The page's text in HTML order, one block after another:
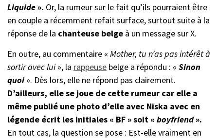
Liquide». Or, la rumeur sur le fait qu’ils pourraient être
en couple a récemment refait surface, surtout suite à la
réponse de la chanteuse belge à un message sur X.
En outre, au commentaire « Mother, tu n’as pas intérêt à
sortir avec lui», la rappeuse belge a répondu : « Sinon
quoi». Dès lors, elle ne répond pas clairement.
D’ailleurs, elle se joue de cette rumeur car elle a
même publié une photo d’elle avec Niska avec en
légende écrit les initiales « BF » soit « boyfriend».
En tout cas, la question se pose : Est-elle vraiment en